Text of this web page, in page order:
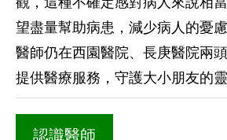
望盡量幫助病患，減少病人的憂
醫師仍在西園醫院、長庚醫院兩
提供醫療服務，守護大小朋友的靈
認識醫師